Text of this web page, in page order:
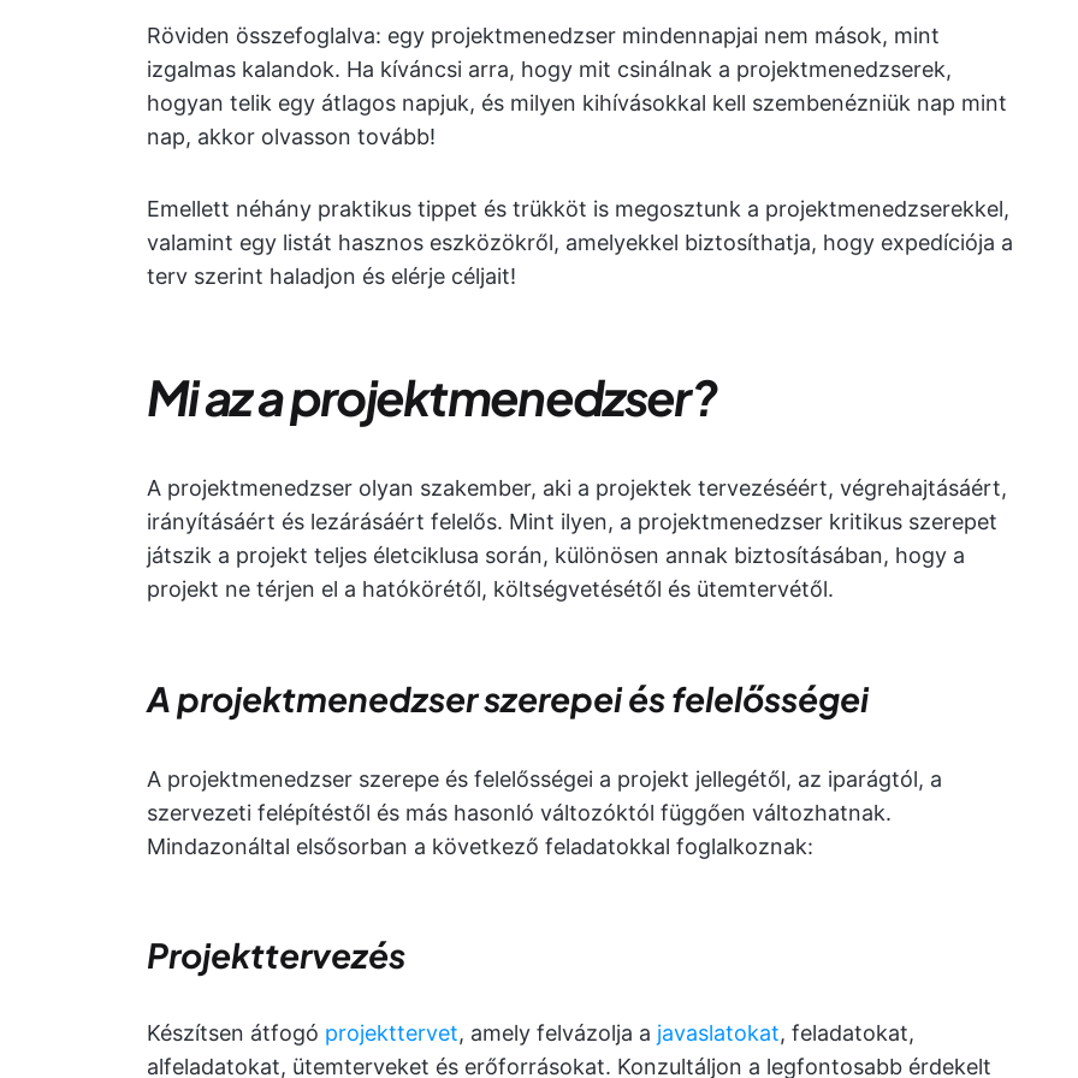
Röviden összefoglalva: egy projektmenedzser mindennapjai nem mások, mint
izgalmas kalandok. Ha kíváncsi arra, hogy mit csinálnak a projektmenedzserek,
hogyan telik egy átlagos napjuk, és milyen kihívásokkal kell szembenézniük nap mint
nap, akkor olvasson tovább!
Emellett néhány praktikus tippet és trükköt is megosztunk a projektmenedzserekkel,
valamint egy listát hasznos eszközökről, amelyekkel biztosíthatja, hogy expedíciója a
terv szerint haladjon és elérje céljait!
Mi az a projektmenedzser?
A projektmenedzser olyan szakember, aki a projektek tervezéséért, végrehajtásáért,
irányításáért és lezárásáért felelős. Mint ilyen, a projektmenedzser kritikus szerepet
játszik a projekt teljes életciklusa során, különösen annak biztosításában, hogy a
projekt ne térjen el a hatókörétől, költségvetésétől és ütemtervétől.
A projektmenedzser szerepei és felelősségei
A projektmenedzser szerepe és felelősségei a projekt jellegétől, az iparágtól, a
szervezeti felépítéstől és más hasonló változóktól függően változhatnak.
Mindazonáltal elsősorban a következő feladatokkal foglalkoznak:
Projekttervezés
Készítsen átfogó projekttervet, amely felvázolja a javaslatokat, feladatokat,
alfeladatokat, ütemterveket és erőforrásokat. Konzultáljon a legfontosabb érdekelt